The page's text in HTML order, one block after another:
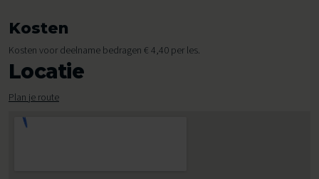
Kosten
Kosten voor deelname bedragen € 4,40 per les.
Locatie
Plan je route